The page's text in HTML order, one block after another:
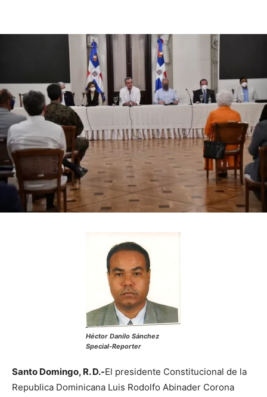
Héctor Danilo Sánchez
Special-Reporter
Santo Domingo, R. D.-El presidente Constitucional de la
Republica Dominicana Luis Rodolfo Abinader Corona